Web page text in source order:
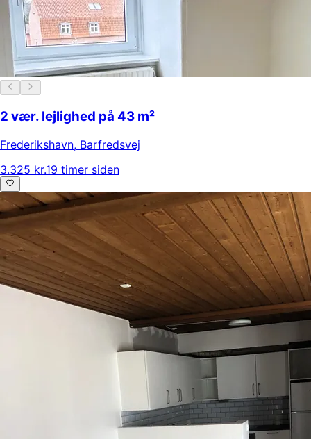
2 vær. lejlighed på 43 m²
Frederikshavn, Barfredsvej
3.325 kr.19 timer siden